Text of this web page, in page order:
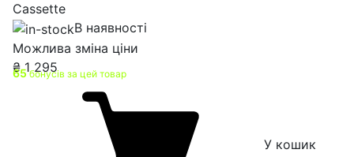
Cassette
В наявності
Можлива зміна ціни
₴1 295
65бонусів за цей товар
У кошик